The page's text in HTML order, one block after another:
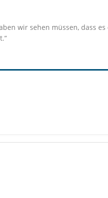
wir sehen müssen, dass